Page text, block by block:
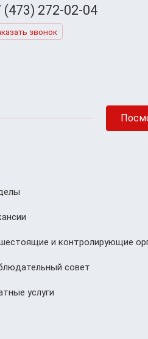
(473) 272-02-04
звонок
и контролирующие
совет
услуги